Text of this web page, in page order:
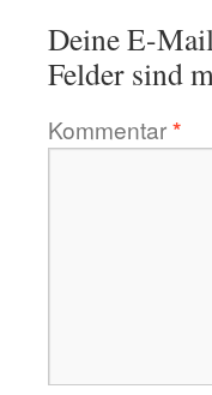
Deine E-
Felder sind
Kommentar*